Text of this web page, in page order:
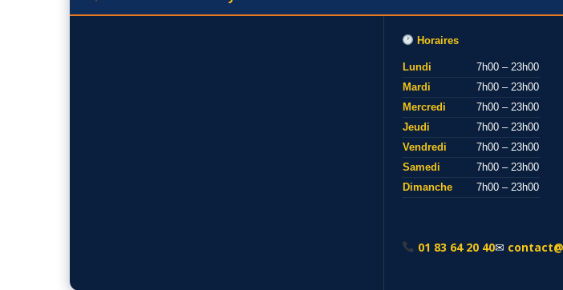
Horaires
Lundi
7h00 – 23h00
Mardi
7h00 – 23h00
Mercredi
7h00 – 23h00
Jeudi
7h00 – 23h00
Vendredi
7h00 – 23h00
Samedi
7h00 – 23h00
Dimanche
7h00 – 23h00
01 83 64 20 40✉